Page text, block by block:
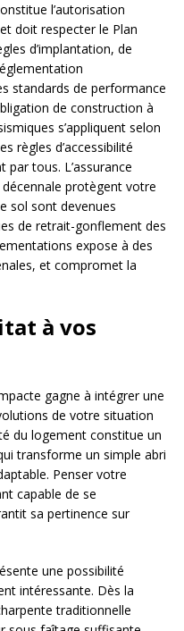
l’autorisation
doit respecter le Plan
d’implantation, de
standards de performance
de construction à
s’appliquent selon
règles d’accessibilité
tous. L’assurance
protègent votre
sol sont devenues
de retrait-gonflement des
expose à des
et compromet la
à vos
gagne à intégrer une
de votre situation
du logement constitue un
transforme un simple abri
Penser votre
capable de se
sa pertinence sur
une possibilité
intéressante. Dès la
traditionnelle